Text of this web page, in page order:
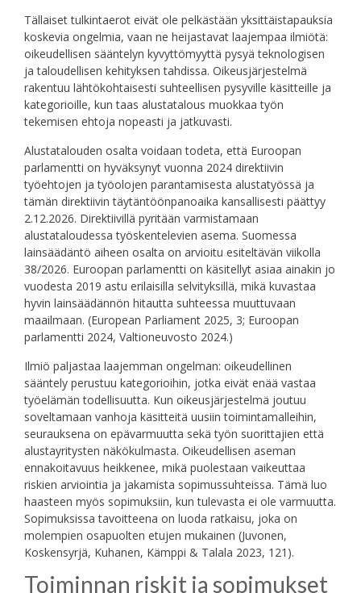
Tällaiset tulkintaerot eivät ole pelkästään yksittäistapauksia
koskevia ongelmia, vaan ne heijastavat laajempaa ilmiötä:
oikeudellisen sääntelyn kyvyttömyyttä pysyä teknologisen
ja taloudellisen kehityksen tahdissa. Oikeusjärjestelmä
rakentuu lähtökohtaisesti suhteellisen pysyville käsitteille ja
kategorioille, kun taas alustatalous muokkaa työn
tekemisen ehtoja nopeasti ja jatkuvasti.
Alustatalouden osalta voidaan todeta, että Euroopan
parlamentti on hyväksynyt vuonna 2024 direktiivin
työehtojen ja työolojen parantamisesta alustatyössä ja
tämän direktiivin täytäntöönpanoaika kansallisesti päättyy
2.12.2026. Direktiivillä pyritään varmistamaan
alustataloudessa työskentelevien asema. Suomessa
lainsäädäntö aiheen osalta on arvioitu esiteltävän viikolla
38/2026. Euroopan parlamentti on käsitellyt asiaa ainakin jo
vuodesta 2019 astu erilaisilla selvityksillä, mikä kuvastaa
hyvin lainsäädännön hitautta suhteessa muuttuvaan
maailmaan. (European Parliament 2025, 3; Euroopan
parlamentti 2024, Valtioneuvosto 2024.)
Ilmiö paljastaa laajemman ongelman: oikeudellinen
sääntely perustuu kategorioihin, jotka eivät enää vastaa
työelämän todellisuutta. Kun oikeusjärjestelmä joutuu
soveltamaan vanhoja käsitteitä uusiin toimintamalleihin,
seurauksena on epävarmuutta sekä työn suorittajien että
alustayritysten näkökulmasta. Oikeudellisen aseman
ennakoitavuus heikkenee, mikä puolestaan vaikeuttaa
riskien arviointia ja jakamista sopimussuhteissa. Tämä luo
haasteen myös sopimuksiin, kun tulevasta ei ole varmuutta.
Sopimuksissa tavoitteena on luoda ratkaisu, joka on
molempien osapuolten etujen mukainen (Juvonen,
Koskensyrjä, Kuhanen, Kämppi & Talala 2023, 121).
Toiminnan riskit ja sopimukset